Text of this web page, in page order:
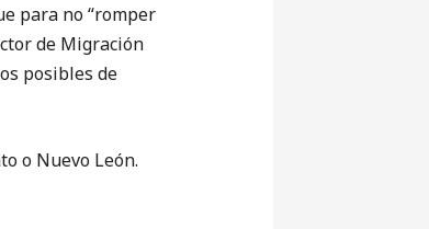
para no “romper
de Migración
posibles de
o Nuevo León.